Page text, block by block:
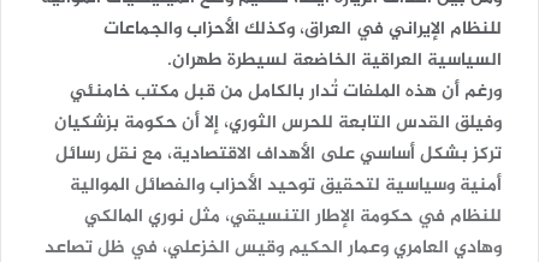
للنظام الإيراني في العراق، وكذلك الأحزاب والجماعات
السياسية العراقية الخاضعة لسيطرة طهران.
ورغم أن هذه الملفات تُدار بالكامل من قبل مكتب خامنئي
وفيلق القدس التابعة للحرس الثوري، إلا أن حكومة بزشكيان
تركز بشكل أساسي على الأهداف الاقتصادية، مع نقل رسائل
أمنية وسياسية لتحقيق توحيد الأحزاب والفصائل الموالية
للنظام في حكومة الإطار التنسيقي، مثل نوري المالكي
وهادي العامري وعمار الحكيم وقيس الخزعلي، في ظل تصاعد